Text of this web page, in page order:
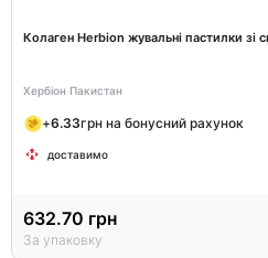
Колаген Herbion жувальні пастилки зі
Хербіон Пакистан
+6.33грн на бонусний рахунок
доставимо
632.70 грн
За упаковку